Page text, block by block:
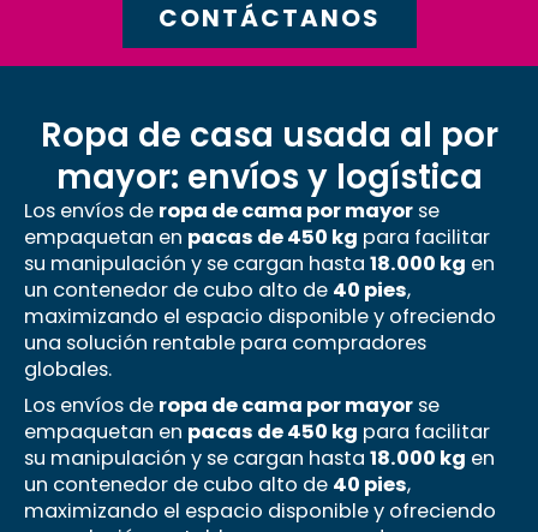
Ropa de casa usada al por
mayor: envíos y logística
Los envíos de ropa de cama por mayor se
empaquetan en pacas de 450 kg para facilitar
su manipulación y se cargan hasta 18.000 kg en
un contenedor de cubo alto de 40 pies,
maximizando el espacio disponible y ofreciendo
una solución rentable para compradores
globales.
Los envíos de ropa de cama por mayor se
empaquetan en pacas de 450 kg para facilitar
su manipulación y se cargan hasta 18.000 kg en
un contenedor de cubo alto de 40 pies,
maximizando el espacio disponible y ofreciendo
CONTÁCTANOS